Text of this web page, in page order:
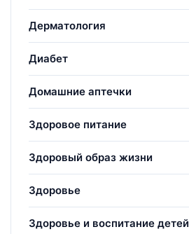
Дерматология
Диабет
Домашние аптечки
Здоровое питание
Здоровый образ жизни
Здоровье
Здоровье и воспитание детей